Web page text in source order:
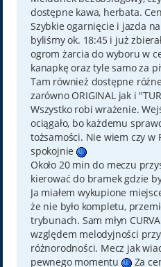
dostępne kawa, herbata.
Szybkie ogarnięcie i jazda
byliśmy ok. 18:45 i już
ogrom żarcia do wyboru w
kanapkę oraz tyle samo za
Tam również dostępne
zarówno ORIGINAL jak i
Wszystko robi wrażenie.
ociągało, bo każdemu
tożsamości. Nie wiem czy w
spokojnie
Około 20 min do meczu
kierować do bramek gdzie
Ja miałem wykupione
że nie było kompletu,
trybunach. Sam młyn
względem melodyjności
różnorodności. Mecz jak
pewnego momentu
Za